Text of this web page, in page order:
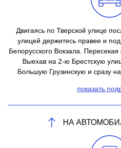
Двигаясь по Тверской улице
улицей держитесь правее и
Белорусского Вокзала.
Выехав на 2-ю Брестскую
Большую Грузинскую и сразу
показать
НА